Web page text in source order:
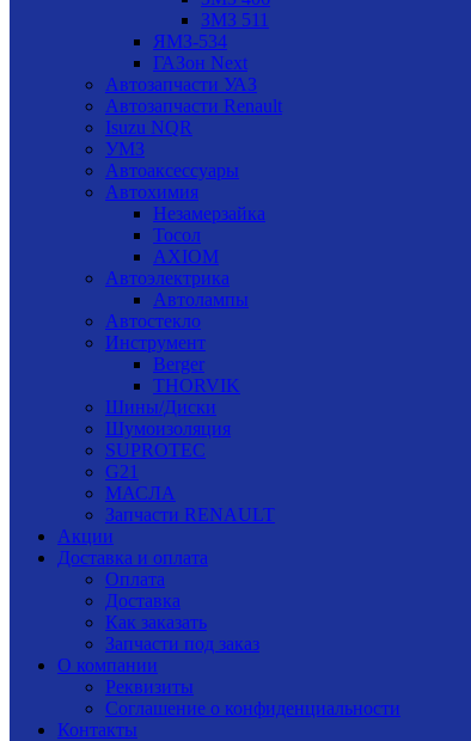
ЗМЗ 511
ЯМЗ-534
ГАЗон Next
Автозапчасти УАЗ
Автозапчасти Renault
Isuzu NQR
УМЗ
Автоаксессуары
Автохимия
Незамерзайка
Тосол
AXIOM
Автоэлектрика
Автолампы
Автостекло
Инструмент
Berger
THORVIK
Шины/Диски
Шумоизоляция
SUPROTEC
G21
МАСЛА
Запчасти RENAULT
Акции
Доставка и оплата
Оплата
Доставка
Как заказать
Запчасти под заказ
О компании
Реквизиты
Соглашение о конфиденциальности
Контакты